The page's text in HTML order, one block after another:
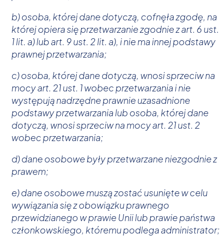
b) osoba, której dane dotyczą, cofnęła zgodę, na
której opiera się przetwarzanie zgodnie z art. 6 ust.
1 lit. a) lub art. 9 ust. 2 lit. a), i nie ma innej podstawy
prawnej przetwarzania;
c) osoba, której dane dotyczą, wnosi sprzeciw na
mocy art. 21 ust. 1 wobec przetwarzania i nie
występują nadrzędne prawnie uzasadnione
podstawy przetwarzania lub osoba, której dane
dotyczą, wnosi sprzeciw na mocy art. 21 ust. 2
wobec przetwarzania;
d) dane osobowe były przetwarzane niezgodnie z
prawem;
e) dane osobowe muszą zostać usunięte w celu
wywiązania się z obowiązku prawnego
przewidzianego w prawie Unii lub prawie państwa
członkowskiego, któremu podlega administrator;